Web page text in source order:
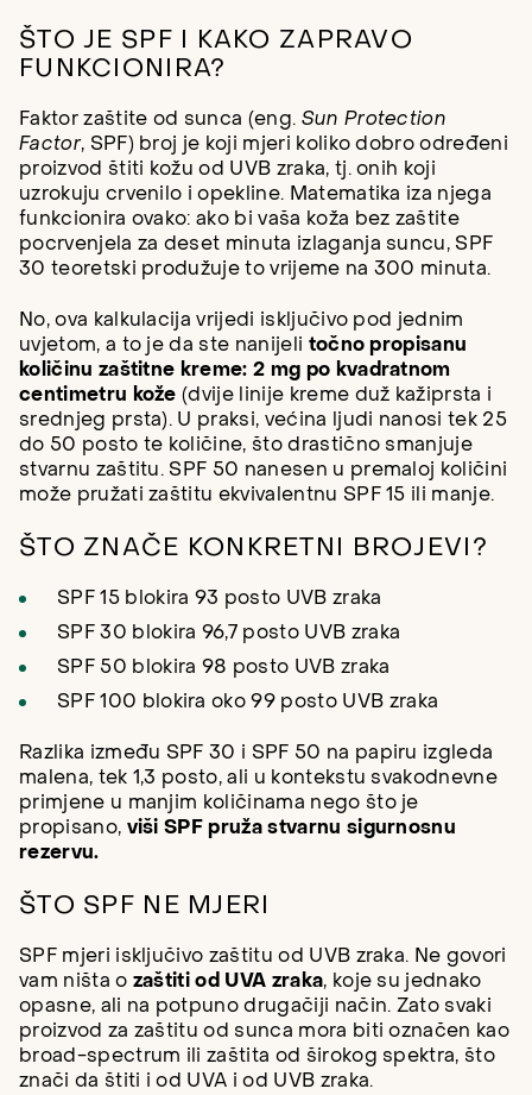
ŠTO JE SPF I KAKO ZAPRAVO
FUNKCIONIRA?
Faktor zaštite od sunca (eng. Sun Protection
Factor, SPF) broj je koji mjeri koliko dobro određeni
proizvod štiti kožu od UVB zraka, tj. onih koji
uzrokuju crvenilo i opekline. Matematika iza njega
funkcionira ovako: ako bi vaša koža bez zaštite
pocrvenjela za deset minuta izlaganja suncu, SPF
30 teoretski produžuje to vrijeme na 300 minuta.
No, ova kalkulacija vrijedi isključivo pod jednim
uvjetom, a to je da ste nanijeli točno propisanu
količinu zaštitne kreme: 2 mg po kvadratnom
centimetru kože (dvije linije kreme duž kažiprsta i
srednjeg prsta). U praksi, većina ljudi nanosi tek 25
do 50 posto te količine, što drastično smanjuje
stvarnu zaštitu. SPF 50 nanesen u premaloj količini
može pružati zaštitu ekvivalentnu SPF 15 ili manje.
ŠTO ZNAČE KONKRETNI BROJEVI?
SPF 15 blokira 93 posto UVB zraka
SPF 30 blokira 96,7 posto UVB zraka
SPF 50 blokira 98 posto UVB zraka
SPF 100 blokira oko 99 posto UVB zraka
Razlika između SPF 30 i SPF 50 na papiru izgleda
malena, tek 1,3 posto, ali u kontekstu svakodnevne
primjene u manjim količinama nego što je
propisano, viši SPF pruža stvarnu sigurnosnu
rezervu.
ŠTO SPF NE MJERI
SPF mjeri isključivo zaštitu od UVB zraka. Ne govori
vam ništa o zaštiti od UVA zraka, koje su jednako
opasne, ali na potpuno drugačiji način. Zato svaki
proizvod za zaštitu od sunca mora biti označen kao
broad-spectrum ili zaštita od širokog spektra, što
znači da štiti i od UVA i od UVB zraka.